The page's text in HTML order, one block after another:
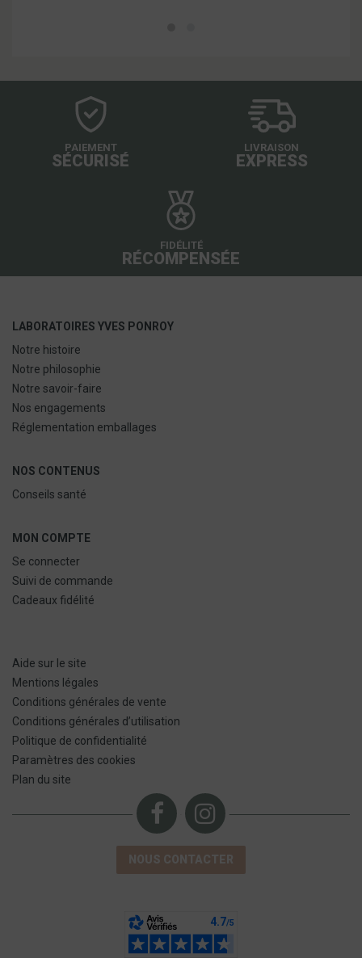
PAIEMENT
SÉCURISÉ
LIVRAISON
EXPRESS
FIDÉLITÉ
RÉCOMPENSÉE
LABORATOIRES YVES PONROY
Notre histoire
Notre philosophie
Notre savoir-faire
Nos engagements
Réglementation emballages
NOS CONTENUS
Conseils santé
MON COMPTE
Se connecter
Suivi de commande
Cadeaux fidélité
Aide sur le site
Mentions légales
Conditions générales de vente
Conditions générales d’utilisation
Politique de confidentialité
Paramètres des cookies
Plan du site
NOUS CONTACTER